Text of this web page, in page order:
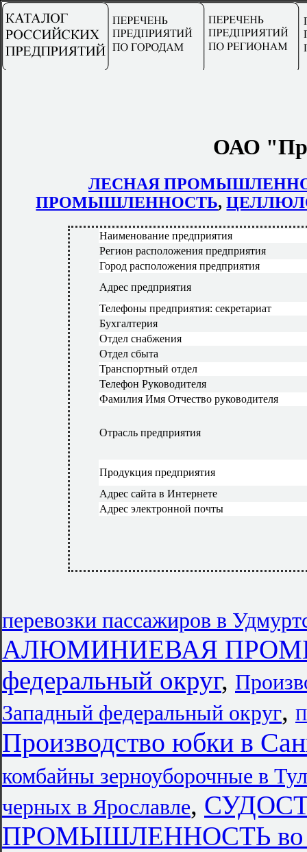
ОАО
ЛЕСНАЯ
ПРОМЫШЛЕННОСТЬ,
Наименование предприятия
Регион расположения предприятия
Город расположения предприятия
Адрес предприятия
Телефоны предприятия: секретариат
Бухгалтерия
Отдел снабжения
Отдел сбыта
Транспортный отдел
Телефон Руководителя
Фамилия Имя Отчество руководителя
Отрасль предприятия
Продукция предприятия
Адрес сайта в Интернете
Адрес электронной почты
перевозки пассажиров в
АЛЮМИНИЕВАЯ
федеральный округ,
Западный федеральный округ,
Производство юбки в
комбайны зерноуборочные в
черных в Ярославле,
ПРОМЫШЛЕННОСТЬ во